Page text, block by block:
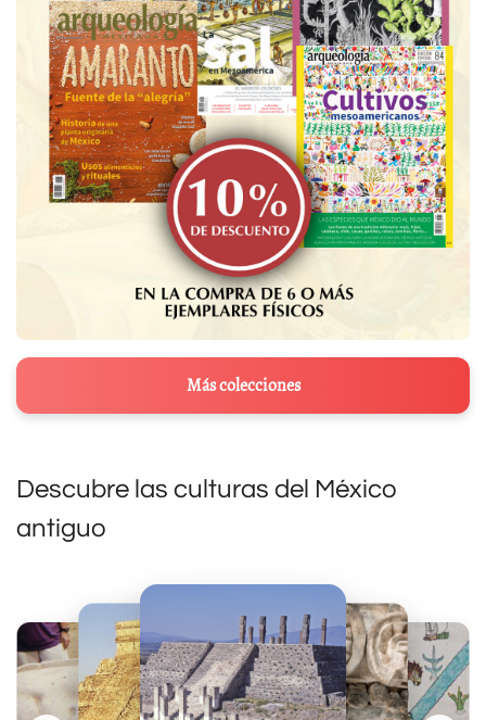
Más colecciones
Descubre las culturas del México
antiguo